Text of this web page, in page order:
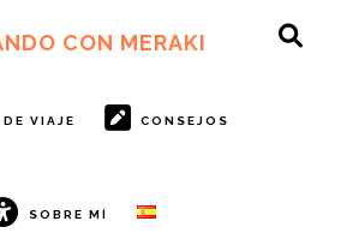
CON MERAKI
VIAJE CONSEJOS
SOBRE MÍ